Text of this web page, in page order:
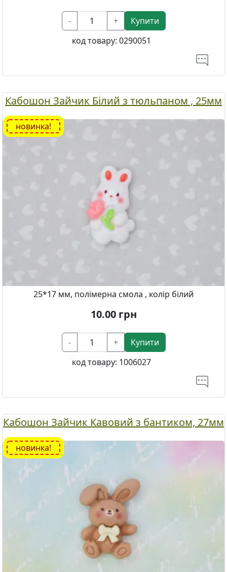
- +
Купити
код товару: 0290051
Кабошон Зайчик Білий з тюльпаном , 25мм
новинка!
25*17 мм, полімерна смола , колір білий
10.00грн
- +
Купити
код товару: 1006027
Кабошон Зайчик Кавовий з бантиком, 27мм
новинка!